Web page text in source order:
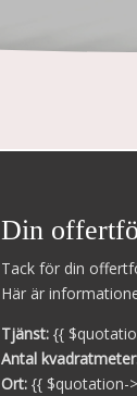
Din
Tack för din
Här är
Tjänst: {{
Antal
Ort: {{ $quotation-